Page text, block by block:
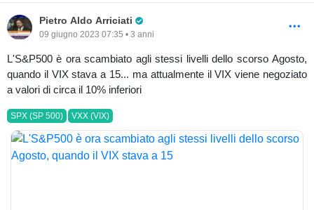
Pietro Aldo Arriciati
09 giugno 2023 07:35 • 3 anni
L'S&P500 è ora scambiato agli stessi livelli dello scorso Agosto,
quando il VIX stava a 15... ma attualmente il VIX viene negoziato
a valori di circa il 10% inferiori
SPX (SP 500) VXX (VIX)